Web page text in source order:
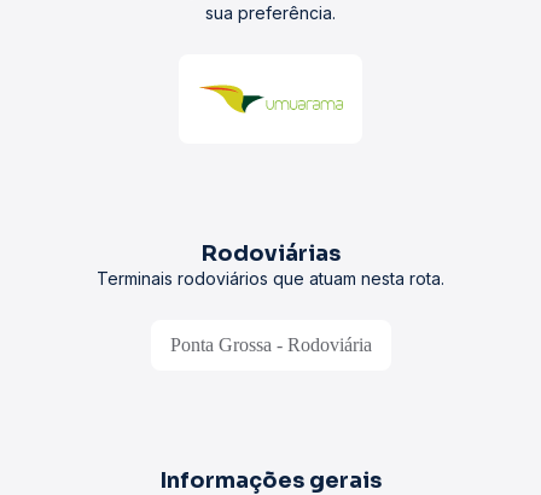
sua preferência.
Rodoviárias
Terminais rodoviários que atuam nesta rota.
Ponta Grossa - Rodoviária
Informações gerais